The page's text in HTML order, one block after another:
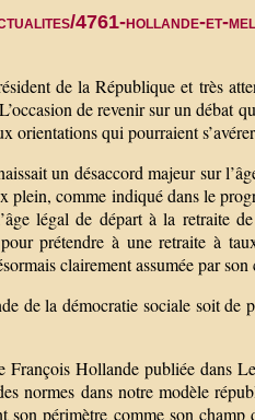
4761-hollande-et-
de la République et très
de revenir sur un débat
orientations qui pourraient
un désaccord majeur sur
plein, comme indiqué dans le
légal de départ à la retraite
prétendre à une retraite à
clairement assumée par
de la démocratie sociale soit de
François Hollande publiée dans
normes dans notre modèle
son périmètre comme son